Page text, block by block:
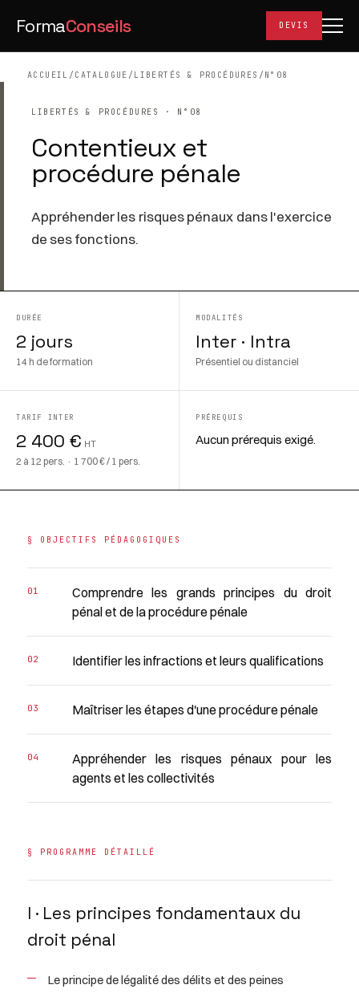
FormaConseils DEVIS
ACCUEIL / CATALOGUE / LIBERTÉS & PROCÉDURES / N°08
LIBERTÉS & PROCÉDURES · N°08
Contentieux et
procédure pénale
Appréhender les risques pénaux dans l'exercice
de ses fonctions.
DURÉE
2 jours
14 h de formation
MODALITÉS
Inter · Intra
Présentiel ou distanciel
TARIF INTER
2 400 € HT
2 à 12 pers. · 1 700 € / 1 pers.
PRÉREQUIS
Aucun prérequis exigé.
§ OBJECTIFS PÉDAGOGIQUES
Comprendre les grands principes du droit
pénal et de la procédure pénale
Identifier les infractions et leurs qualifications
Maîtriser les étapes d'une procédure pénale
Appréhender les risques pénaux pour les
agents et les collectivités
§ PROGRAMME DÉTAILLÉ
I · Les principes fondamentaux du
droit pénal
Le principe de légalité des délits et des peines